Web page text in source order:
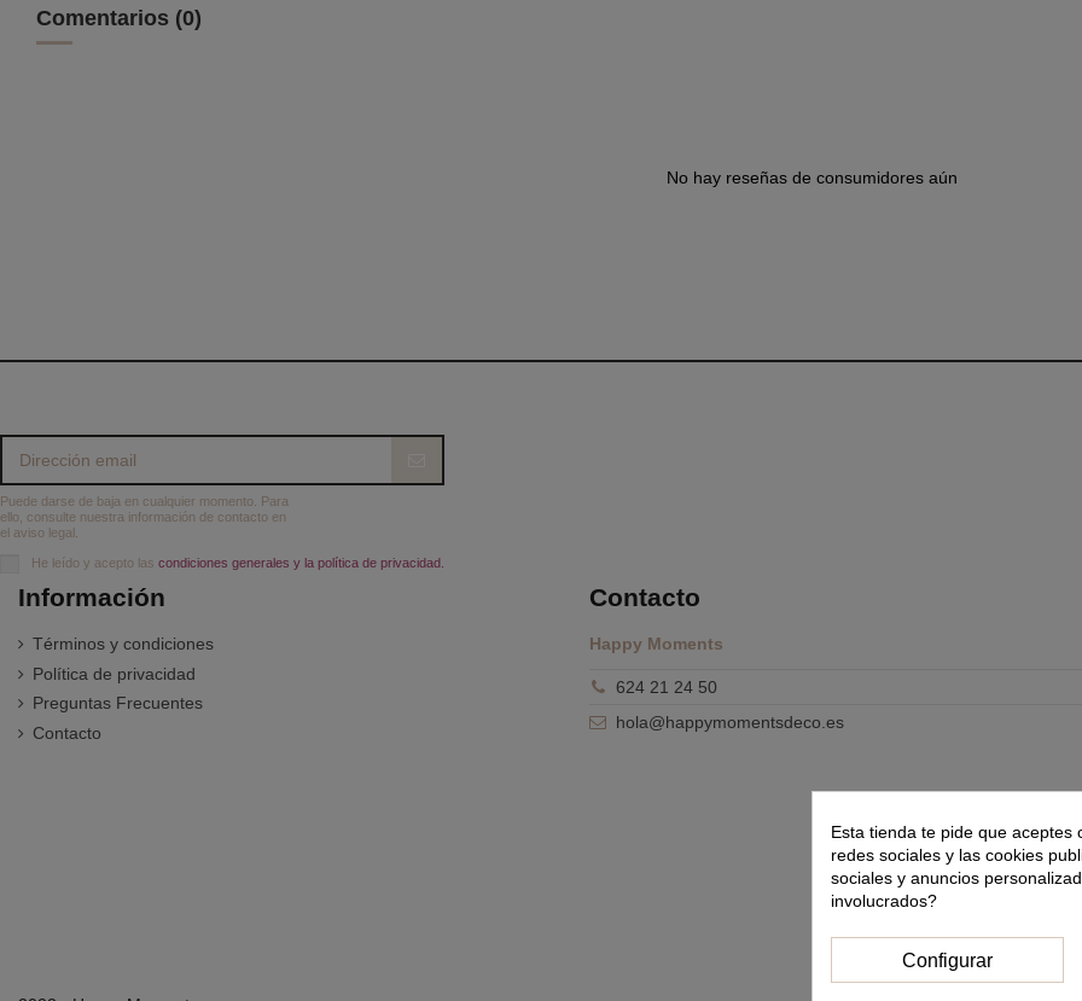
Comentarios (0)
No hay reseñas de consumidores aún
Puede darse de baja en cualquier momento. Para
ello, consulte nuestra información de contacto en
el aviso legal.
He leído y acepto las condiciones generales y la política de privacidad.
Información
Términos y condiciones
Política de privacidad
Preguntas Frecuentes
Contacto
Contacto
Happy Moments
624 21 24 50
hola@happymomentsdeco.es
Esta tienda te pide que aceptes
redes sociales y las cookies
sociales y anuncios
involucrados?
Configurar